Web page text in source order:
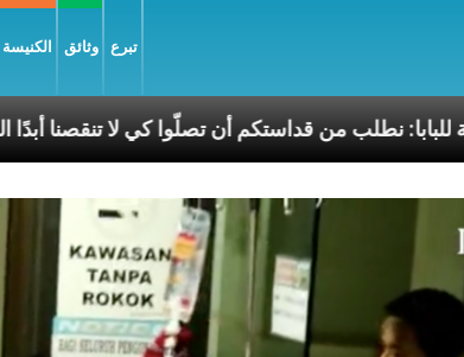
وثائق تبرع
الشبيبة للبابا: نطلب من قداستكم أن تصلّوا كي